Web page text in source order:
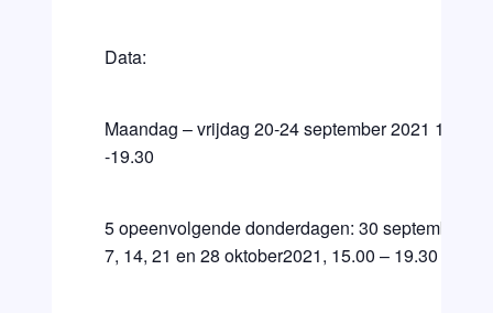
Data:
Maandag – vrijdag 20-24 september 2021 15.00
-19.30
5 opeenvolgende donderdagen: 30 september,
7, 14, 21 en 28 oktober2021, 15.00 – 19.30